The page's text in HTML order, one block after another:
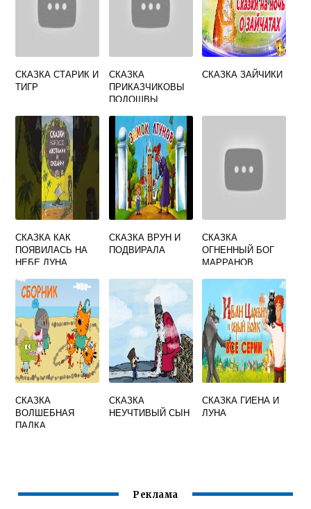
СКАЗКА СТАРИК И
ТИГР
СКАЗКА
ПРИКАЗЧИКОВЫ
ПОДОШВЫ
СКАЗКА ЗАЙЧИКИ
СКАЗКА КАК
ПОЯВИЛАСЬ НА
НЕБЕ ЛУНА
СКАЗКА ВРУН И
ПОДВИРАЛА
СКАЗКА
ОГНЕННЫЙ БОГ
МАРРАНОВ
СКАЗКА
ВОЛШЕБНАЯ
ПАЛКА
СКАЗКА
НЕУЧТИВЫЙ СЫН
СКАЗКА ГИЕНА И
ЛУНА
Реклама